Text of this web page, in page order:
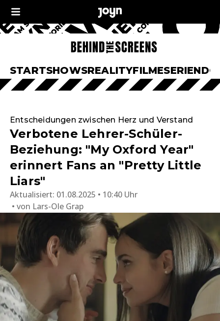
STARTSHOWSREALITYFILMESERIEN
Entscheidungen zwischen Herz und Verstand
Verbotene Lehrer-Schüler-
Beziehung: "My Oxford Year"
erinnert Fans an "Pretty Little
Liars"
Aktualisiert: 01.08.2025 • 10:40 Uhr
von Lars-Ole Grap